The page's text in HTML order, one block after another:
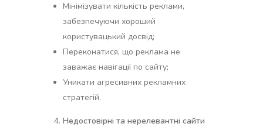
Мінімізувати кількість реклами,
забезпечуючи хороший
користувацький досвід;
Переконатися, що реклама не
заважає навігації по сайту;
Уникати агресивних рекламних
стратегій.
Недостовірні та нерелевантні сайти